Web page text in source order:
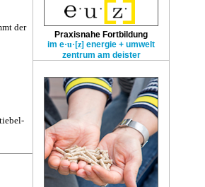
der
Praxisnahe Fortbildung
im e·u·[z] energie + umwelt
zentrum am deister